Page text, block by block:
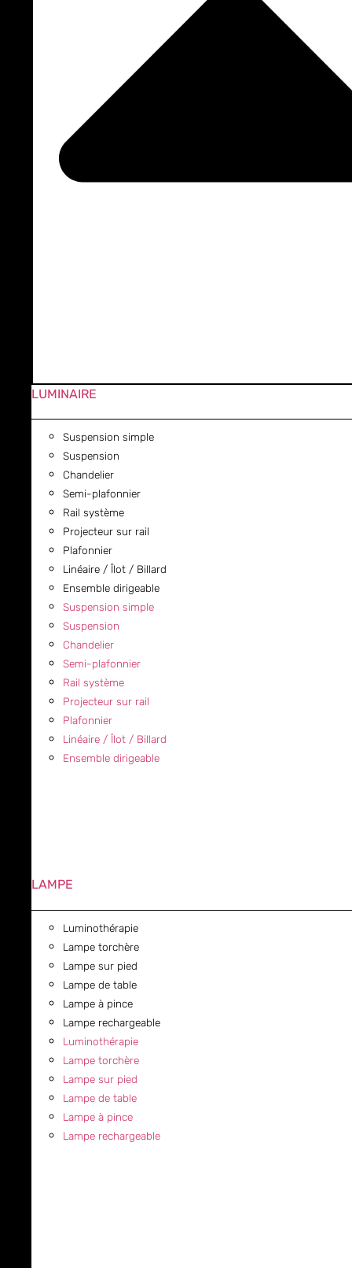
LUMINAIRE
Suspension simple
Suspension
Chandelier
Semi-plafonnier
Rail système
Projecteur sur rail
Plafonnier
Linéaire / Îlot / Billard
Ensemble dirigeable
Suspension simple
Suspension
Chandelier
Semi-plafonnier
Rail système
Projecteur sur rail
Plafonnier
Linéaire / Îlot / Billard
Ensemble dirigeable
LAMPE
Luminothérapie
Lampe torchère
Lampe sur pied
Lampe de table
Lampe à pince
Lampe rechargeable
Luminothérapie
Lampe torchère
Lampe sur pied
Lampe de table
Lampe à pince
Lampe rechargeable